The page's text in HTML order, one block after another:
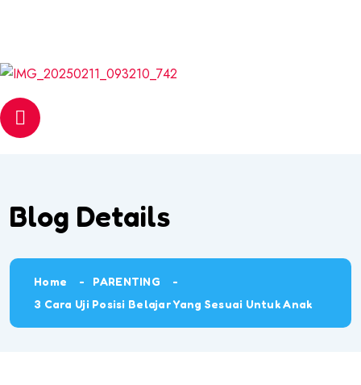
Blog Details
Home
PARENTING
3 Cara Uji Posisi Belajar Yang Sesuai Untuk Anak